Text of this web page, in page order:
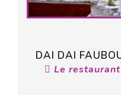
DAI DAI
Le